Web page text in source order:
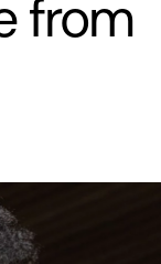
from